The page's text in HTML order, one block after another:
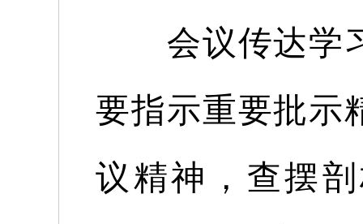
会议传达学
要指示重要批示
议精神 ， 查摆